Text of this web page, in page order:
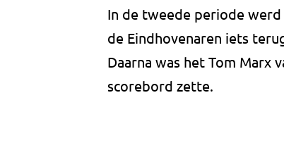
In de tweede periode
de Eindhovenaren iets
Daarna was het Tom Marx
scorebord zette.